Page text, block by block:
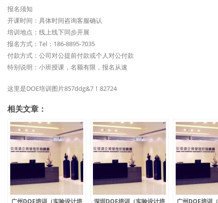
报名须知
开课时间：具体时间咨询客服确认
培训地点：线上线下同步开展
报名方式：Tel：186-8895-7035
付款方式：公司对公提前付款或个人对公付款
特别说明：小班授课，名额有限，报名从速
这里是DOE培训图片857ddg&7！82724
相关文章：
广州DOE培训（实验设计培
深圳DOE培训（实验设计培
广州DOE培训